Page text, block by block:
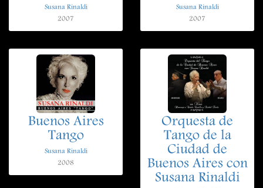
Susana Rinaldi
2007
Susana Rinaldi
2007
Buenos Aires
Tango
Susana Rinaldi
2008
Orquesta de
Tango de la
Ciudad de
Buenos Aires con
Susana Rinaldi